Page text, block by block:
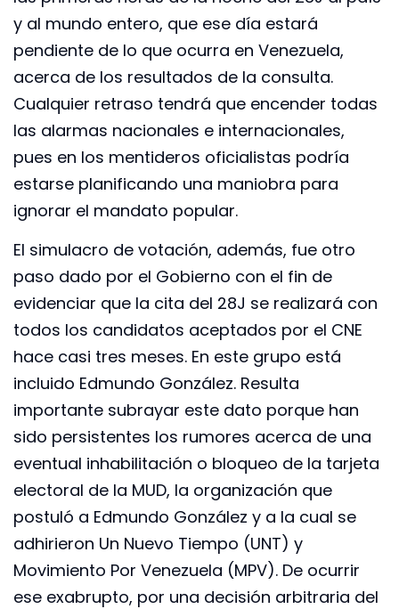
y al mundo entero, que ese día estará
pendiente de lo que ocurra en Venezuela,
acerca de los resultados de la consulta.
Cualquier retraso tendrá que encender todas
las alarmas nacionales e internacionales,
pues en los mentideros oficialistas podría
estarse planificando una maniobra para
ignorar el mandato popular.
El simulacro de votación, además, fue otro
paso dado por el Gobierno con el fin de
evidenciar que la cita del 28J se realizará con
todos los candidatos aceptados por el CNE
hace casi tres meses. En este grupo está
incluido Edmundo González. Resulta
importante subrayar este dato porque han
sido persistentes los rumores acerca de una
eventual inhabilitación o bloqueo de la tarjeta
electoral de la MUD, la organización que
postuló a Edmundo González y a la cual se
adhirieron Un Nuevo Tiempo (UNT) y
Movimiento Por Venezuela (MPV). De ocurrir
ese exabrupto, por una decisión arbitraria del